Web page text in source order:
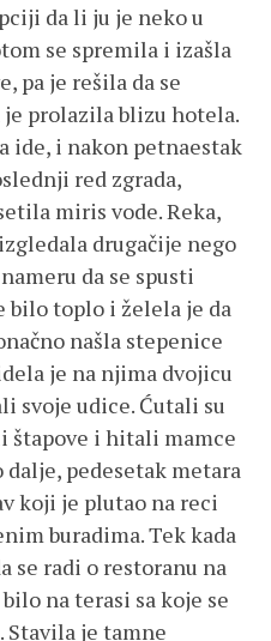
da li ju je neko u
se spremila i izašla
pa je rešila da se
je prolazila blizu hotela.
ide, i nakon petnaestak
red zgrada,
miris vode. Reka,
drugačije nego
da se spusti
bilo toplo i želela je da
našla stepenice
je na njima dvojicu
svoje udice. Ćutali su
štapove i hitali mamce
pedesetak metara
koji je plutao na reci
buradima. Tek kada
se radi o restoranu na
na terasi sa koje se
Stavila je tamne